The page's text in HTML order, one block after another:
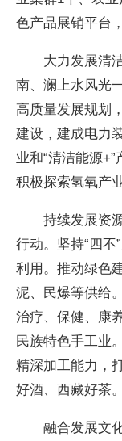
色产品展销平台
大力发展清洁
南、澜上水风光
高质量发展规划
建设，建成电力
业和“清洁能源
积极探索氢氧产
持续发展资源
行动。坚持“四
利用。推动绿色
泥、民爆等供给
治疗、保健、康
民族特色手工业
精深加工能力，
好酒、西藏好茶。
融合发展文化